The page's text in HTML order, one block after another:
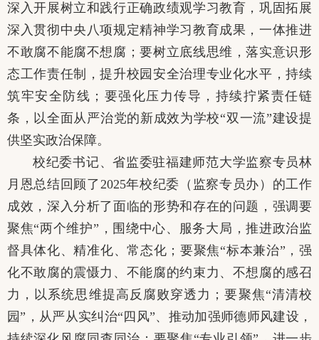
深入开展树立和践行正确政绩观学习教育，巩固拓展
深入贯彻中央八项规定精神学习教育成果，一体推进
不敢腐不能腐不想腐；要树立底线思维，落实意识形
态工作责任制，提升校园安全治理专业化水平，持续
筑牢安全防线；要强化压力传导，持续拧紧责任链
条，以全面从严治党的新成效为学校“双一流”建设提
供坚实政治保障。
校纪委书记、省监委驻福建师范大学监察专员林
月恩总结回顾了2025年校纪委（监察专员办）的工作
成效，深入分析了面临的形势和存在的问题，强调要
聚焦“两个维护”，围绕中心、服务大局，推进政治监
督具体化、精准化、常态化；要聚焦“标本兼治”，强
化不敢腐的震慑力、不能腐的约束力、不想腐的感召
力，以系统思维提高反腐败穿透力；要聚焦“清清校
园”，从严从实纠治“四风”、推动加强师德师风建设，